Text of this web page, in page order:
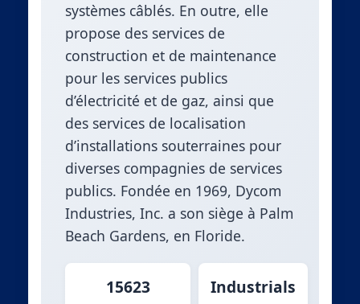
systèmes câblés. En outre, elle
propose des services de
construction et de maintenance
pour les services publics
d’électricité et de gaz, ainsi que
des services de localisation
d’installations souterraines pour
diverses compagnies de services
publics. Fondée en 1969, Dycom
Industries, Inc. a son siège à Palm
Beach Gardens, en Floride.
15623 Industrials